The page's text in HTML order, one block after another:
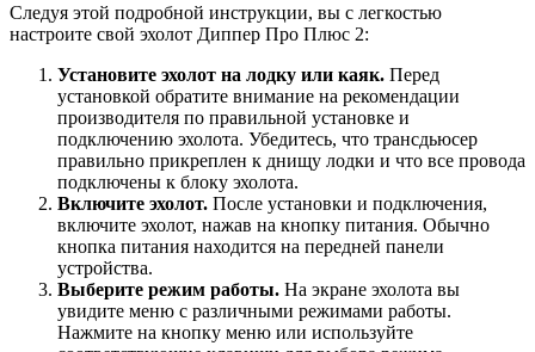
Следуя этой подробной инструкции, вы с легкостью
настроите свой эхолот Диппер Про Плюс 2:
Установите эхолот на лодку или каяк. Перед
установкой обратите внимание на рекомендации
производителя по правильной установке и
подключению эхолота. Убедитесь, что трансдьюсер
правильно прикреплен к днищу лодки и что все провода
подключены к блоку эхолота.
Включите эхолот. После установки и подключения,
включите эхолот, нажав на кнопку питания. Обычно
кнопка питания находится на передней панели
устройства.
Выберите режим работы. На экране эхолота вы
увидите меню с различными режимами работы.
Нажмите на кнопку меню или используйте